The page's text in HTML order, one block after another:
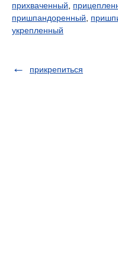
прихваченный
пришпандоренный
укрепленный
прикрепиться